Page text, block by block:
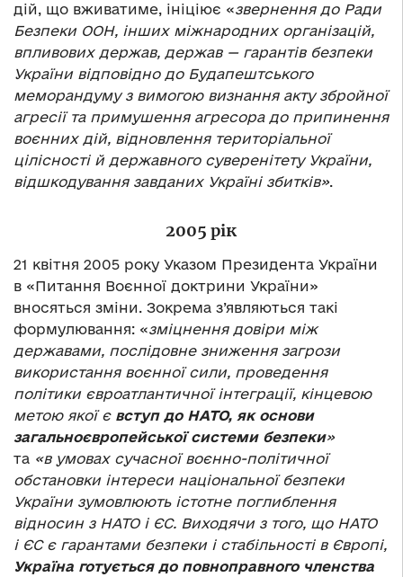
дій, що вживатиме, ініціює «звернення до Ради
Безпеки ООН, інших міжнародних організацій,
впливових держав, держав — гарантів безпеки
України відповідно до Будапештського
меморандуму з вимогою визнання акту збройної
агресії та примушення агресора до припинення
воєнних дій, відновлення територіальної
цілісності й державного суверенітету України,
відшкодування завданих Україні збитків».
2005 рік
21 квітня 2005 року Указом Президента України
в «Питання Воєнної доктрини України»
вносяться зміни. Зокрема з’являються такі
формулювання: «зміцнення довіри між
державами, послідовне зниження загрози
використання воєнної сили, проведення
політики євроатлантичної інтеграції, кінцевою
метою якої є вступ до НАТО, як основи
загальноєвропейської системи безпеки»
та «в умовах сучасної воєнно-політичної
обстановки інтереси національної безпеки
України зумовлюють істотне поглиблення
відносин з НАТО і ЄС. Виходячи з того, що НАТО
і ЄС є гарантами безпеки і стабільності в Європі,
Україна готується до повноправного членства